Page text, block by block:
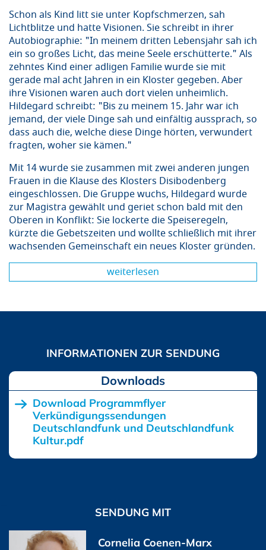
Schon als Kind litt sie unter Kopfschmerzen, sah
Lichtblitze und hatte Visionen. Sie schreibt in ihrer
Autobiographie: "In meinem dritten Lebensjahr sah ich
ein so großes Licht, das meine Seele erschütterte." Als
zehntes Kind einer adligen Familie wurde sie mit
gerade mal acht Jahren in ein Kloster gegeben. Aber
ihre Visionen waren auch dort vielen unheimlich.
Hildegard schreibt: "Bis zu meinem 15. Jahr war ich
jemand, der viele Dinge sah und einfältig aussprach, so
dass auch die, welche diese Dinge hörten, verwundert
fragten, woher sie kämen."
Mit 14 wurde sie zusammen mit zwei anderen jungen
Frauen in die Klause des Klosters Disibodenberg
eingeschlossen. Die Gruppe wuchs, Hildegard wurde
zur Magistra gewählt und geriet schon bald mit den
Oberen in Konflikt: Sie lockerte die Speiseregeln,
kürzte die Gebetszeiten und wollte schließlich mit ihrer
wachsenden Gemeinschaft ein neues Kloster gründen.
weiterlesen
Downloads
Download Programmflyer
Verkündigungssendungen
Deutschlandfunk und Deutschlandfunk
Kultur.pdf
SENDUNG MIT
Cornelia Coenen-Marx